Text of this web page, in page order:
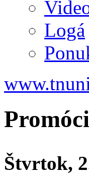
Logá
Štvrtok,